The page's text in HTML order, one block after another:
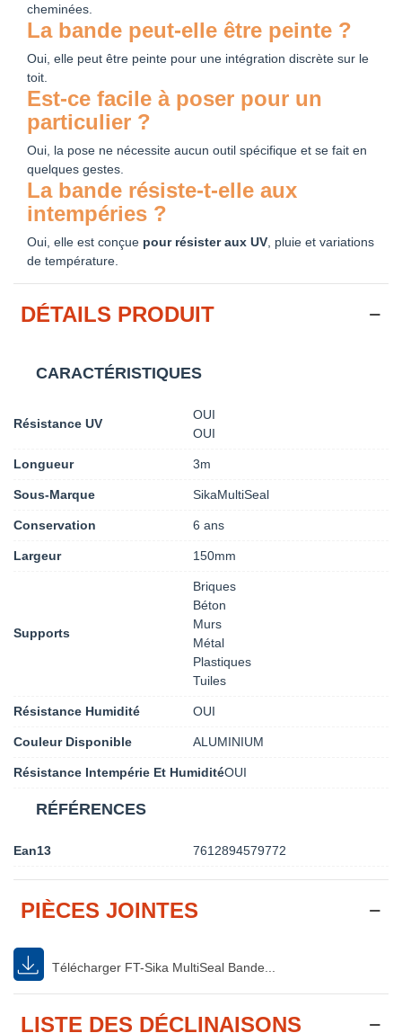
cheminées.
La bande peut-elle être peinte ?
Oui, elle peut être peinte pour une intégration discrète sur le
toit.
Est-ce facile à poser pour un
particulier ?
Oui, la pose ne nécessite aucun outil spécifique et se fait en
quelques gestes.
La bande résiste-t-elle aux
intempéries ?
Oui, elle est conçue pour résister aux UV , pluie et variations
de température.
DÉTAILS PRODUIT
CARACTÉRISTIQUES
Résistance UV
OUI
OUI
Longueur 3m
Sous-Marque SikaMultiSeal
Conservation 6 ans
Largeur 150mm
Supports
Briques
Béton
Murs
Métal
Plastiques
Tuiles
Résistance Humidité OUI
Couleur Disponible ALUMINIUM
Résistance Intempérie Et HumiditéOUI
RÉFÉRENCES
Ean13 7612894579772
PIÈCES JOINTES
Télécharger FT-Sika MultiSeal Bande...
LISTE DES DÉCLINAISONS